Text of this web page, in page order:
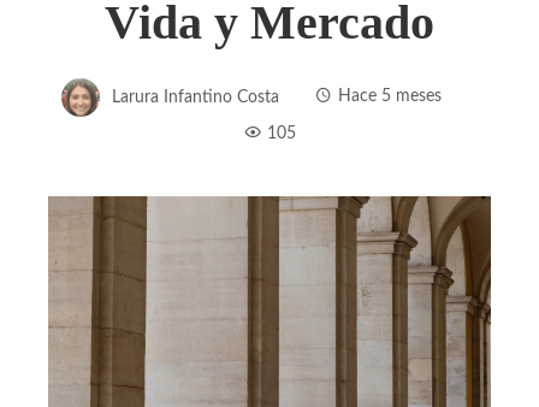
Vida y Mercado
Larura Infantino Costa Hace 5 meses
105